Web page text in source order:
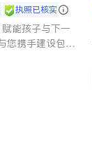
执照已核实
能孩子与下一
您携手建设包